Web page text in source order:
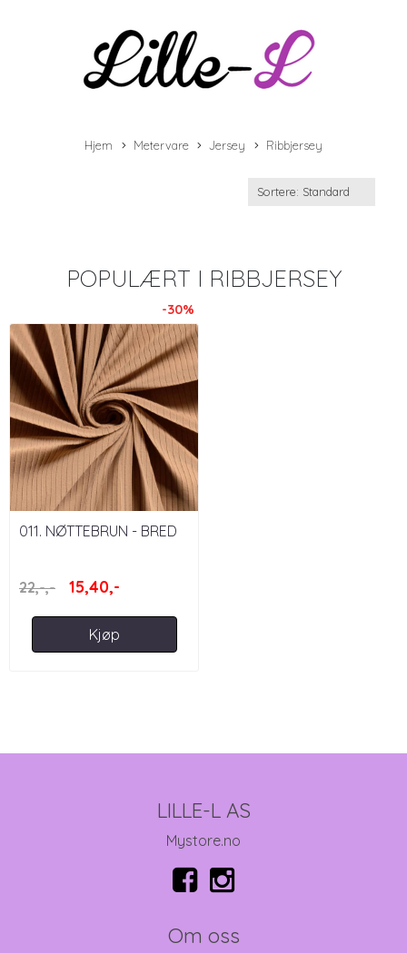
Hjem Metervare Jersey Ribbjersey
POPULÆRT I RIBBJERSEY
-30%
011. NØTTEBRUN - BRED
22,-,-
15,40,-
Kjøp
LILLE-L AS
Mystore.no
Om oss